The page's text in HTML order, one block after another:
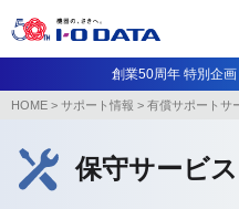
創業50周年 特別企
HOME > サポート情報 > 有償サポートサ
保守サービス